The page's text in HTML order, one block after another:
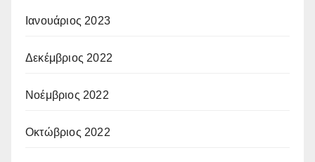
Ιανουάριος 2023
Δεκέμβριος 2022
Νοέμβριος 2022
Οκτώβριος 2022